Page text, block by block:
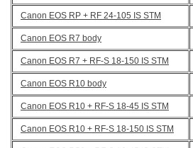
Canon EOS RP + RF 24-105 IS STM
Canon EOS R7 body
Canon EOS R7 + RF-S 18-150 IS STM
Canon EOS R10 body
Canon EOS R10 + RF-S 18-45 IS STM
Canon EOS R10 + RF-S 18-150 IS STM